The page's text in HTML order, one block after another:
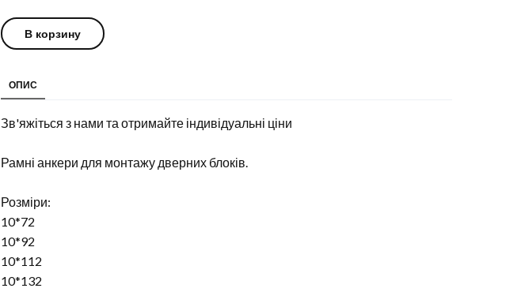
В корзину
ОПИС
Зв'яжіться з нами та отримайте індивідуальні ціни
Рамні анкери для монтажу дверних блоків.
Розміри:
10*72
10*92
10*112
10*132